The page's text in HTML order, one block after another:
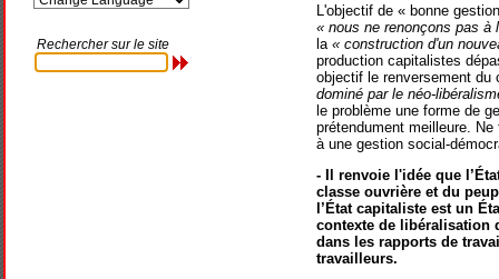
Rechercher sur le site
L'objectif de « bonne
« nous ne renonçons pas à
la « construction d'un
production capitalistes
objectif le renversement
dominé par le néo-
le problème une forme de
prétendument meilleure.
à une gestion social-
- Il renvoie l'idée que
classe ouvrière et du
l’État capitaliste est un
contexte de libéralisation
dans les rapports de
travailleurs.